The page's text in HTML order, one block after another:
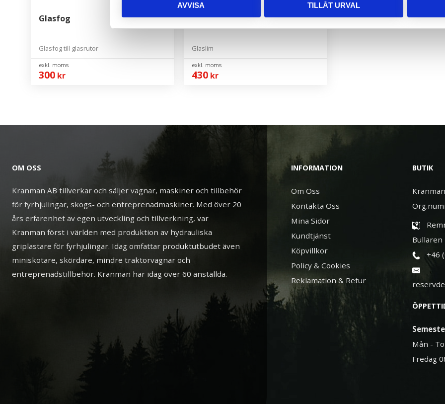
AVVISA TILLÅT URVAL
Glasfog
Glasfog till glasrutor
300 kr
Glaslim
Glaslim
430 kr
OM OSS
Kranman AB tillverkar och säljer vagnar, maskiner och tillbehör
för fyrhjulingar, skogs- och entreprenadmaskiner. Med över 20
års erfarenhet av egen utveckling och tillverkning, var
Kranman först i världen med produktion av hydrauliska
griplastare för fyrhjulingar. Idag omfattar produktutbudet även
miniskotare, skördare, mindre traktorvagnar och
entreprenadstillbehör. Kranman har idag över 60 anställda.
INFORMATION
Om Oss
Kontakta Oss
Mina Sidor
Kundtjänst
Köpvillkor
Policy & Cookies
Reklamation & Retur
BUTIK
Bullaren
+46
Mån -
Fredag